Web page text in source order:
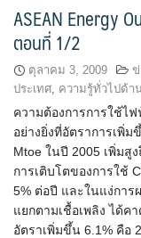
ASEAN Energy
ตอนที่ 1/2
ตุลาคม 3, 2009 ข่
ประเทศ, ความรู้ทั่วไปด้า
ความต้องการการใช้ไ
อย่างยิ่งที่อัตราการเพิ่
Mtoe ในปี 2005 เพิ่มสู
การเติบโตของการใช้
5% ต่อปี และในแง่กา
แยกตามเชื้อเพลิง ได้
อัตราเพิ่มขึ้น 6.1% คือ